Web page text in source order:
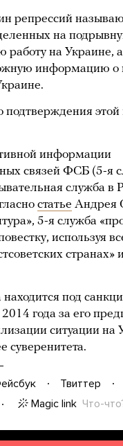
репрессий
на
работу на Украине,
информацию о
подтверждения
информации
связей ФСБ (5-я
служба в
статье Андрея
5-я служба
используя
странах»
находится под
года за его
ситуации на
суверенитета.
Твиттер
Magic link Что-